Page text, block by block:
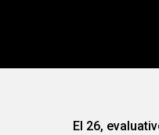
El 26,